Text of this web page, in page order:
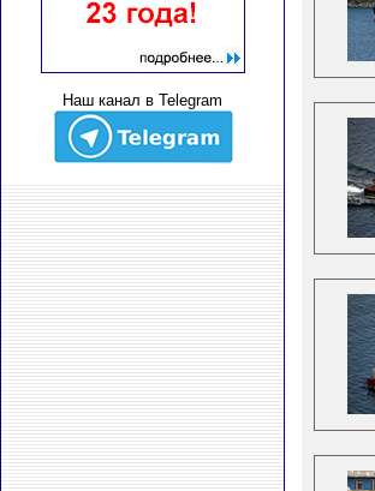
Наш канал в Telegram